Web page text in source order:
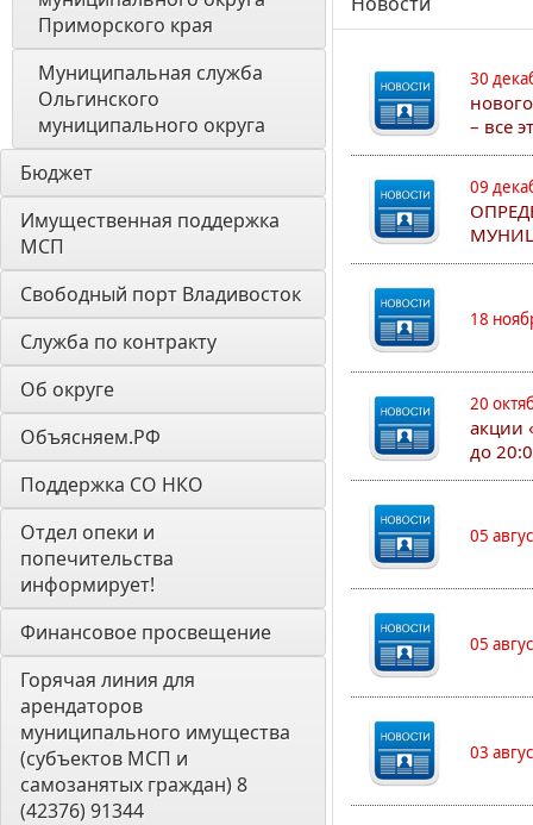
Приморского края
Муниципальная служба
Ольгинского
муниципального округа
Бюджет
Имущественная поддержка
МСП
Свободный порт Владивосток
Служба по контракту
Об округе
Объясняем.РФ
Поддержка СО НКО
Отдел опеки и
попечительства
информирует!
Финансовое просвещение
Горячая линия для
арендаторов
муниципального имущества
(субъектов МСП и
самозанятых граждан) 8
(42376) 91344
30
– все
09
18
20
акции
до
05
05
03